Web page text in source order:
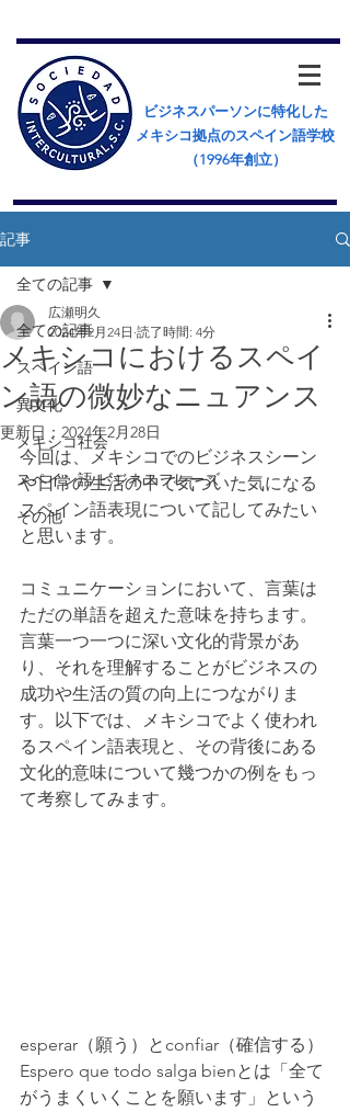
ビジネスパーソンに特化した
メキシコ拠点のスペイン語学校
（​1996年創立）
記事
全ての記事
スペイン語
異文化
メキシコ社会
スペイン語 ビジネスフレーズ
その他
全ての記事
メキシコにおけるスペイ
ン語の微妙なニュアンス
広瀬明久
2024年2月24日 読了時間: 4分
更新日： 2024年2月28日
今回は、メキシコでのビジネスシーン
や日常の生活の中で気づいた気になる
スペイン語表現について記してみたい
と思います。
コミュニケーションにおいて、言葉は
ただの単語を超えた意味を持ちます。
言葉一つ一つに深い文化的背景があ
り、それを理解することがビジネスの
成功や生活の質の向上につながりま
す。以下では、メキシコでよく使われ
るスペイン語表現と、その背後にある
文化的意味について幾つかの例をもっ
て考察してみます。
esperar（願う）とconfiar（確信する）
Espero que todo salga bienとは「全て
がうまくいくことを願います」という